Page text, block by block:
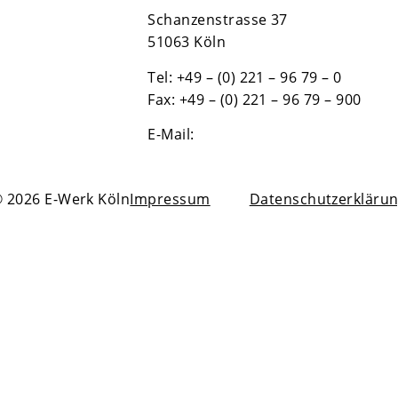
Schanzenstrasse 37
51063 Köln
Tel: +49 – (0) 221 – 96 79 – 0
Fax: +49 – (0) 221 – 96 79 – 900
E-Mail:
2026 E-Werk KölnImpressum